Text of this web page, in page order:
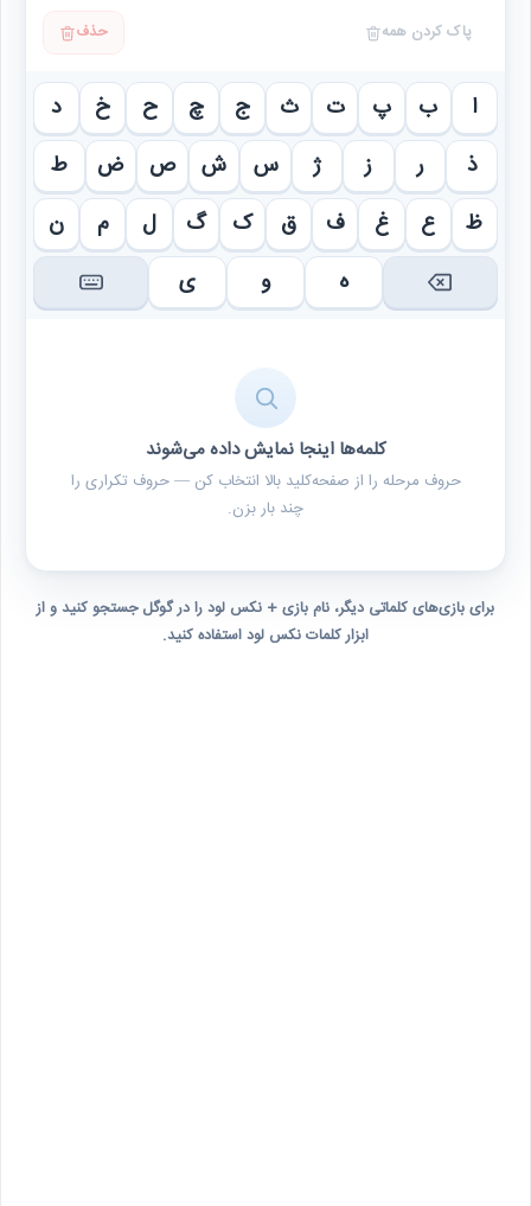
پاک کردن همه حذف
ا ب پ ت ث ج چ ح خ
د
ذ
ر ز ژ س ش ص ض
ط
ظ
ع غ ف ق ک گ ل م
ن
ه
و ی
کلمه‌ها اینجا نمایش داده می‌شوند
حروف مرحله را از صفحه‌کلید بالا انتخاب کن — حروف تکراری را
چند بار بزن.
برای بازی‌های کلماتی دیگر، نام بازی + نکس لود را در گوگل جستجو کنید و از
ابزار کلمات نکس لود استفاده کنید.